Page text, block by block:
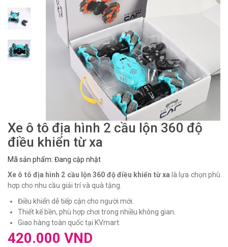
Xe ô tô địa hình 2 cầu lộn 360 độ
điều khiển từ xa
Mã sản phẩm: Đang cập nhật
Xe ô tô địa hình 2 cầu lộn 360 độ điều khiển từ xa là lựa chọn phù
hợp cho nhu cầu giải trí và quà tặng.
Điều khiển dễ tiếp cận cho người mới.
Thiết kế bền, phù hợp chơi trong nhiều không gian.
Giao hàng toàn quốc tại KVmart.
420.000 VND